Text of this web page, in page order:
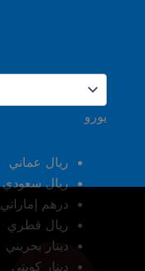
يورو
ريال عماني
ريال سعودي
درهم إماراتي
ريال قطري
دينار بحريني
دينار كويتي